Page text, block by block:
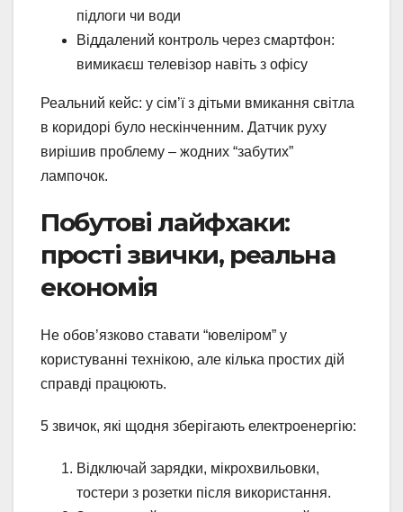
підлоги чи води
Віддалений контроль через смартфон:
вимикаєш телевізор навіть з офісу
Реальний кейс: у сім’ї з дітьми вмикання світла
в коридорі було нескінченним. Датчик руху
вирішив проблему – жодних “забутих”
лампочок.
Побутові лайфхаки:
прості звички, реальна
економія
Не обов’язково ставати “ювеліром” у
користуванні технікою, але кілька простих дій
справді працюють.
5 звичок, які щодня зберігають електроенергію:
Відключай зарядки, мікрохвильовки,
тостери з розетки після використання.